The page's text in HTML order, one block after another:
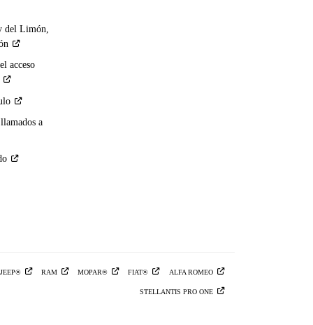
del Limón,
acceso
a
JEEP® RAM MOPAR® FIAT® ALFAROMEO
STELLANTIS PRO ONE